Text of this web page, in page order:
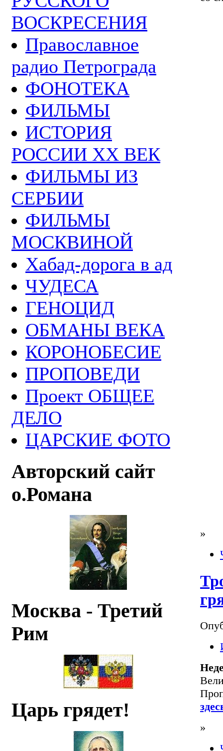
ВОСКРЕСЕНИЯ
Православное
радио Петрограда
ФОНОТЕКА
ФИЛЬМЫ
ИСТОРИЯ
РОССИИ ХХ ВЕК
ФИЛЬМЫ ИЗ
СЕРБИИ
ФИЛЬМЫ
МОСКВИНОЙ
Хабад-дорога в ад
ЧУДЕСА
ГЕНОЦИД
ОБМАНЫ ВЕКА
КОРОНОБЕСИЕ
ПРОПОВЕДИ
Проект ОБЩЕЕ
ДЕЛО
ЦАРСКИЕ ФОТО
Авторский сайт
о.Романа
Москва - Третий
Рим
Царь грядет!
»
»